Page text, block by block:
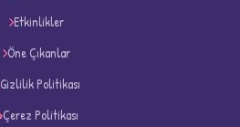
Etkinlikler
Öne Çıkanlar
Gizlilik Politikası
Çerez Politikası